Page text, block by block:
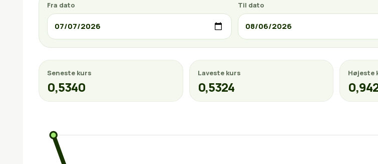
Fra dato Til dato
Seneste kurs
0,5340
Laveste kurs
0,5324
Højeste